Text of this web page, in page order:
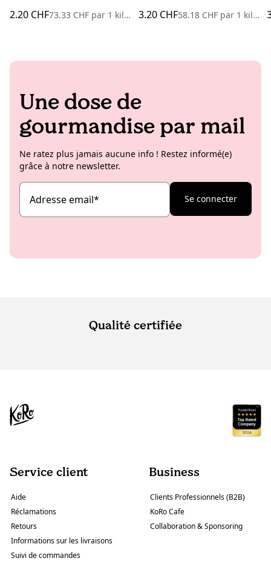
2.20 CHF73.33 CHF par 1 kilogramme
3.20 CHF58.18 CHF par1 kilogramme
Une dose de
gourmandise par mail
Ne ratez plus jamais aucune info ! Restez informé(e)
grâce à notre newsletter.
Adresse email* Se connecter
Qualité certifiée
Service client
Aide
Réclamations
Retours
Informations sur les livraisons
Suivi de commandes
Business
Clients Professionnels (B2B)
KoRo Cafe
Collaboration & Sponsoring